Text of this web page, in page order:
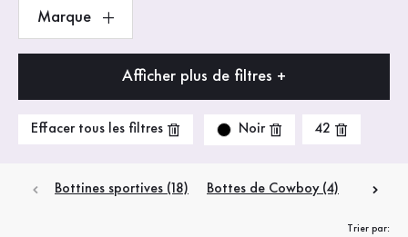
Marque
Afficher plus de filtres +
Effacer tous les filtres Noir 42
Bottines sportives (18) Bottes de Cowboy (4)
Trier par: